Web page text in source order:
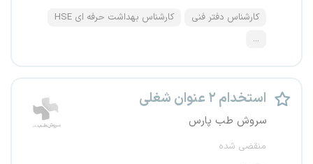
کارشناس دفتر فنی
کارشناس بهداشت حرفه ای HSE
...
استخدام ۲ عنوان شغلی
سروش طب پارس
منقضی شده